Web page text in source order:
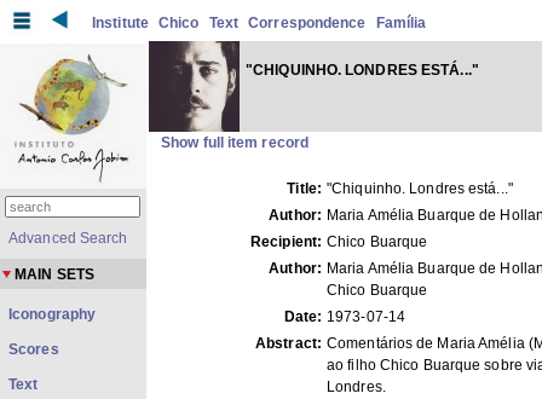
Institute Chico Text Correspondence Família
"CHIQUINHO. LONDRES ESTÁ..."
Show full item record
Title: "Chiquinho. Londres está..."
Author: Maria Amélia Buarque de
Recipient: Chico Buarque
Author: Maria Amélia Buarque de
Chico Buarque
Date: 1973-07-14
Abstract: Comentários de Maria Amélia
ao filho Chico Buarque sobre
Londres.
Advanced Search
MAIN SETS
Iconography
Scores
Text